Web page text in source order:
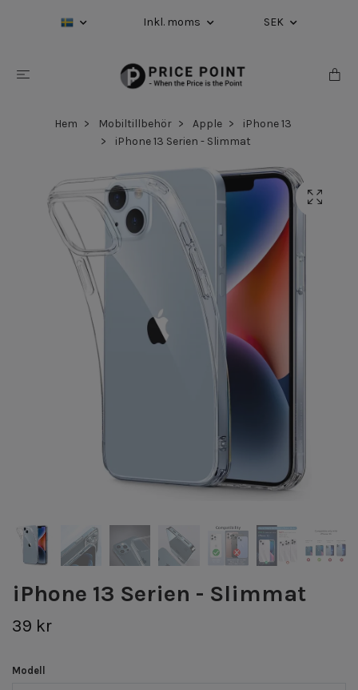
Inkl. moms SEK
Hem Mobiltillbehör Apple
iPhone 13
iPhone 13 Serien - Slimmat
iPhone 13 Serien - Slimmat
39 kr
Modell